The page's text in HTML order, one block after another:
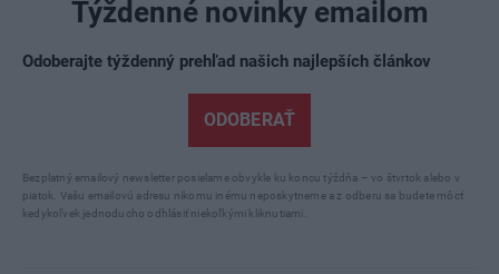
Týždenné novinky emailom
Odoberajte týždenný prehľad našich najlepších článkov
ODOBERAŤ
Bezplatný emailový newsletter posielame obvykle ku koncu týždňa – vo štvrtok alebo v
piatok. Vašu emailovú adresu nikomu inému neposkytneme a z odberu sa budete môcť
kedykoľvek jednoducho odhlásiť niekoľkými kliknutiami.